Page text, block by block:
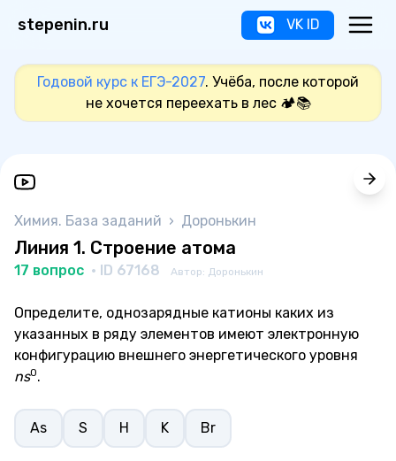
stepenin.ru VK ID
Годовой курс к ЕГЭ-2027. Учёба, после которой
не хочется переехать в лес 🏕️📚
Химия. База заданий › Доронькин
Линия 1. Строение атома
17 вопрос · ID 67168 Автор: Доронькин
Определите, однозарядные катионы каких из
указанных в ряду элементов имеют электронную
конфигурацию внешнего энергетического уровня
ns0.
As S H K Br